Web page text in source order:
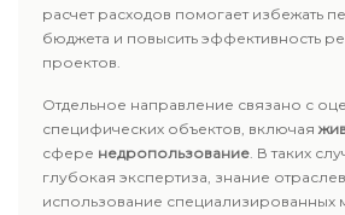
расчет расходов помогает избежать
бюджета и повысить эффективность
проектов.
Отдельное направление связано с
специфических объектов, включая
сфере недропользование. В таких
глубокая экспертиза, знание
использование специализированных